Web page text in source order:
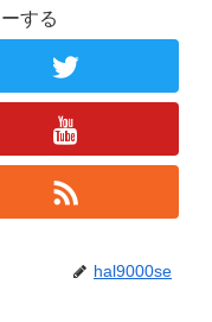
する
hal9000se